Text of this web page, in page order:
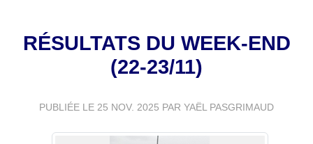
RÉSULTATS DU WEEK-END
(22-23/11)
PUBLIÉE LE 25 NOV. 2025 PAR YAËL PASGRIMAUD